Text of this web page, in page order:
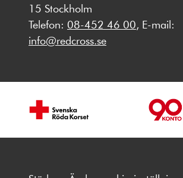
15 Stockholm
Telefon: 08-452 46 00, E-mail:
info@redcross.se